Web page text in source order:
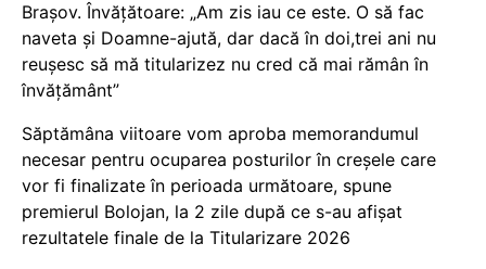
Brașov. Învățătoare: „Am zis iau ce este. O să fac
naveta și Doamne-ajută, dar dacă în doi,trei ani nu
reușesc să mă titularizez nu cred că mai rămân în
învățământ”
Săptămâna viitoare vom aproba memorandumul
necesar pentru ocuparea posturilor în creșele care
vor fi finalizate în perioada următoare, spune
premierul Bolojan, la 2 zile după ce s-au afișat
rezultatele finale de la Titularizare 2026